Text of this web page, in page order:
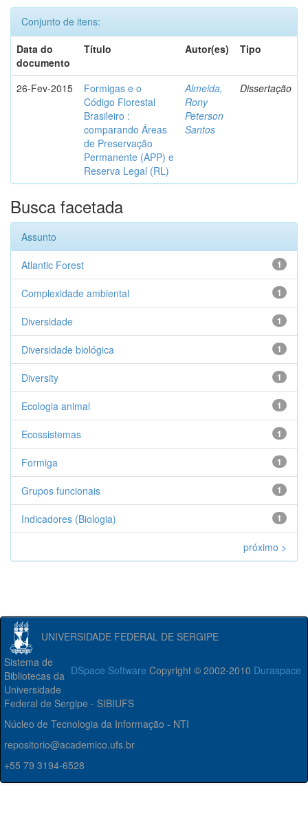
Conjunto de itens:
Data do
documento
Título Autor(es) Tipo
26-Fev-2015
Formigas e o
Código Florestal
Brasileiro :
comparando Áreas
de Preservação
Permanente (APP) e
Reserva Legal (RL)
Almeida,
Rony
Peterson
Santos
Dissertação
Busca facetada
Assunto
1
Atlantic Forest
1
Complexidade ambiental
1
Diversidade
1
Diversidade biológica
1
Diversity
1
Ecologia animal
1
Ecossistemas
1
Formiga
1
Grupos funcionais
1
Indicadores (Biologia)
próximo >
UNIVERSIDADE FEDERAL DE SERGIPE
DSpace Software Copyright © 2002-2010 Duraspace
Sistema de
Bibliotecas da
Universidade
Federal de Sergipe - SIBIUFS
Núcleo de Tecnologia da Informação - NTI
repositorio@academico.ufs.br
+55 79 3194-6528